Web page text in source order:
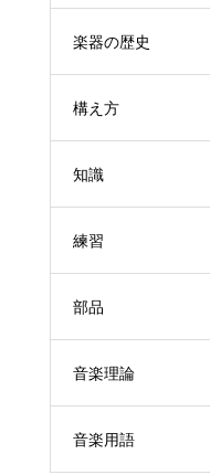
楽器の歴史
構え方
知識
練習
部品
音楽理論
音楽用語